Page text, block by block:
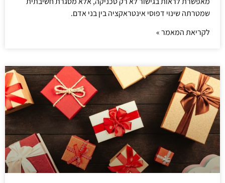
שמטרתה שינוי דפוסי אינטראקציה בין בני אדם.
לקריאת המאמר »